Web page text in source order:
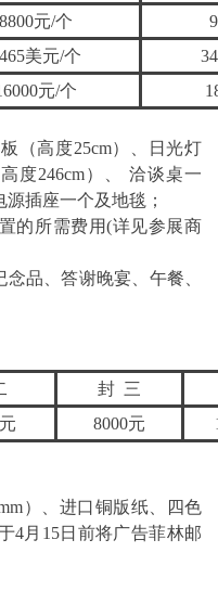
8800元/个
美元/个
元/个
（高度25cm）、日光灯
度246cm）、 洽谈桌一
插座一个及地毯；
的所需费用(详见参展商
品、答谢晚宴、午餐、
封 三
8000元
）、进口铜版纸、四色
4月15日前将广告菲林邮